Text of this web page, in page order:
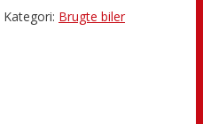
Kategori: Brugte biler